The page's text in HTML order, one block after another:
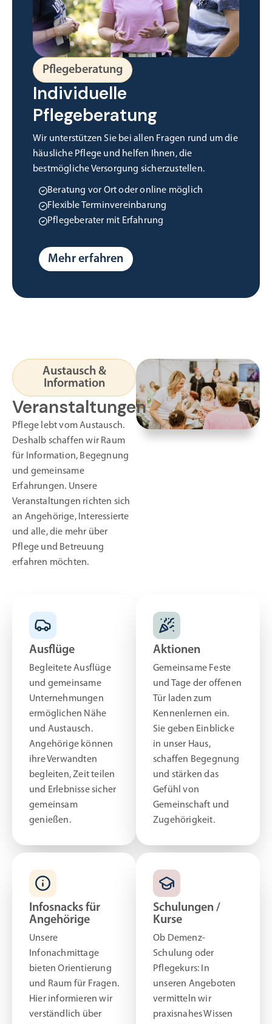
Pflegeberatung
Individuelle
Pflegeberatung
Wir unterstützen Sie bei allen Fragen rund um die
häusliche Pflege und helfen Ihnen, die
bestmögliche Versorgung sicherzustellen.
Beratung vor Ort oder online möglich
Flexible Terminvereinbarung
Pflegeberater mit Erfahrung
Mehr erfahren
Austausch &
Information
Veranstaltungen
Pflege lebt vom Austausch.
Deshalb schaffen wir Raum
für Information, Begegnung
und gemeinsame
Erfahrungen. Unsere
Veranstaltungen richten sich
an Angehörige, Interessierte
und alle, die mehr über
Pflege und Betreuung
erfahren möchten.
Ausflüge
Begleitete Ausflüge
und gemeinsame
Unternehmungen
ermöglichen Nähe
und Austausch.
Angehörige können
ihre Verwandten
begleiten, Zeit teilen
und Erlebnisse sicher
gemeinsam
genießen.
Aktionen
Gemeinsame Feste
und Tage der offenen
Tür laden zum
Kennenlernen ein.
Sie geben Einblicke
in unser Haus,
schaffen Begegnung
und stärken das
Gefühl von
Gemeinschaft und
Zugehörigkeit.
Infosnacks für
Angehörige
Unsere
Infonachmittage
bieten Orientierung
und Raum für Fragen.
Hier informieren wir
verständlich über
Schulungen /
Kurse
Ob Demenz-
Schulung oder
Pflegekurs: In
unseren Angeboten
vermitteln wir
praxisnahes Wissen